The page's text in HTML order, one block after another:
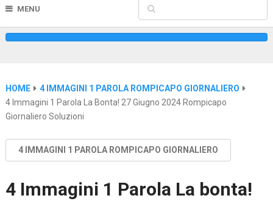
MENU
HOME
4 IMMAGINI 1 PAROLA ROMPICAPO GIORNALIERO
4 Immagini 1 Parola La Bonta! 27 Giugno 2024 Rompicapo
Giornaliero Soluzioni
4 IMMAGINI 1 PAROLA ROMPICAPO GIORNALIERO
4 Immagini 1 Parola La bonta!